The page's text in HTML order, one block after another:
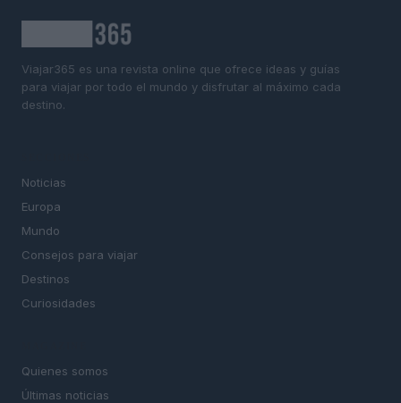
Viajar365 es una revista online que ofrece ideas y guías
para viajar por todo el mundo y disfrutar al máximo cada
destino.
Noticias
Europa
Mundo
Consejos para viajar
Destinos
Curiosidades
Quienes somos
Últimas noticias